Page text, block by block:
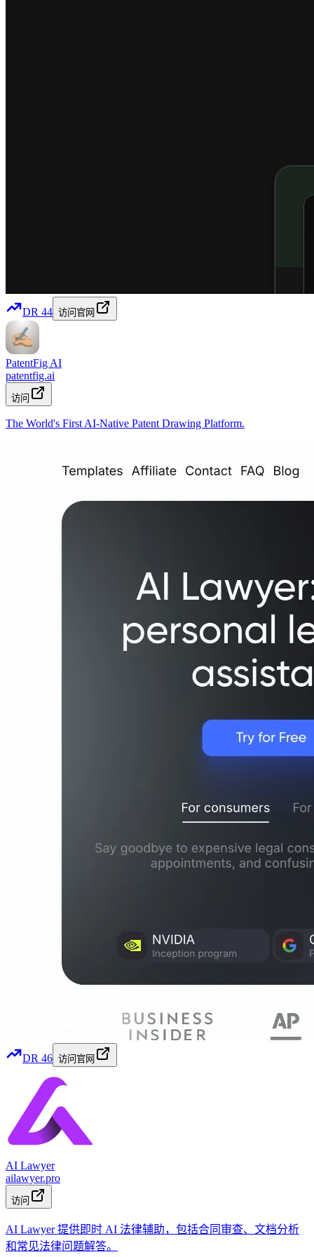
DR 44 访问官网
PatentFig AI
patentfig.ai
访问
The World's First AI-Native Patent Drawing Platform.
DR 46 访问官网
AI Lawyer
ailawyer.pro
访问
AI Lawyer 提供即时 AI 法律辅助，包括合同审查、文档分析
和常见法律问题解答。